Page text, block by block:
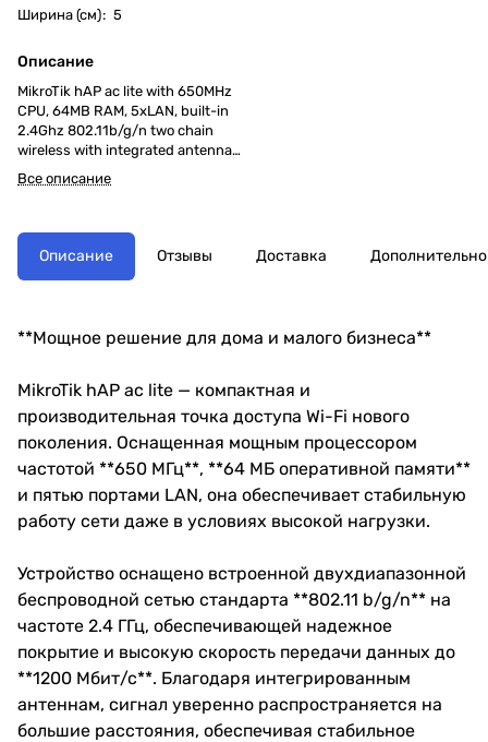
Ширина (см): 5
Описание
MikroTik hAP ac lite with 650MHz
CPU, 64MB RAM, 5xLAN, built-in
2.4Ghz 802.11b/g/n two chain
wireless with integrated antennas,
built-in 5Ghz 802.11ac
single chain wireless with
Все описание
Описание Отзывы Доставка Дополнительно
**Мощное решение для дома и малого бизнеса**
MikroTik hAP ac lite — компактная и
производительная точка доступа Wi-Fi нового
поколения. Оснащенная мощным процессором
частотой **650 МГц**, **64 МБ оперативной памяти**
и пятью портами LAN, она обеспечивает стабильную
работу сети даже в условиях высокой нагрузки.
Устройство оснащено встроенной двухдиапазонной
беспроводной сетью стандарта **802.11 b/g/n** на
частоте 2.4 ГГц, обеспечивающей надежное
покрытие и высокую скорость передачи данных до
**1200 Мбит/с**. Благодаря интегрированным
антеннам, сигнал уверенно распространяется на
большие расстояния, обеспечивая стабильное